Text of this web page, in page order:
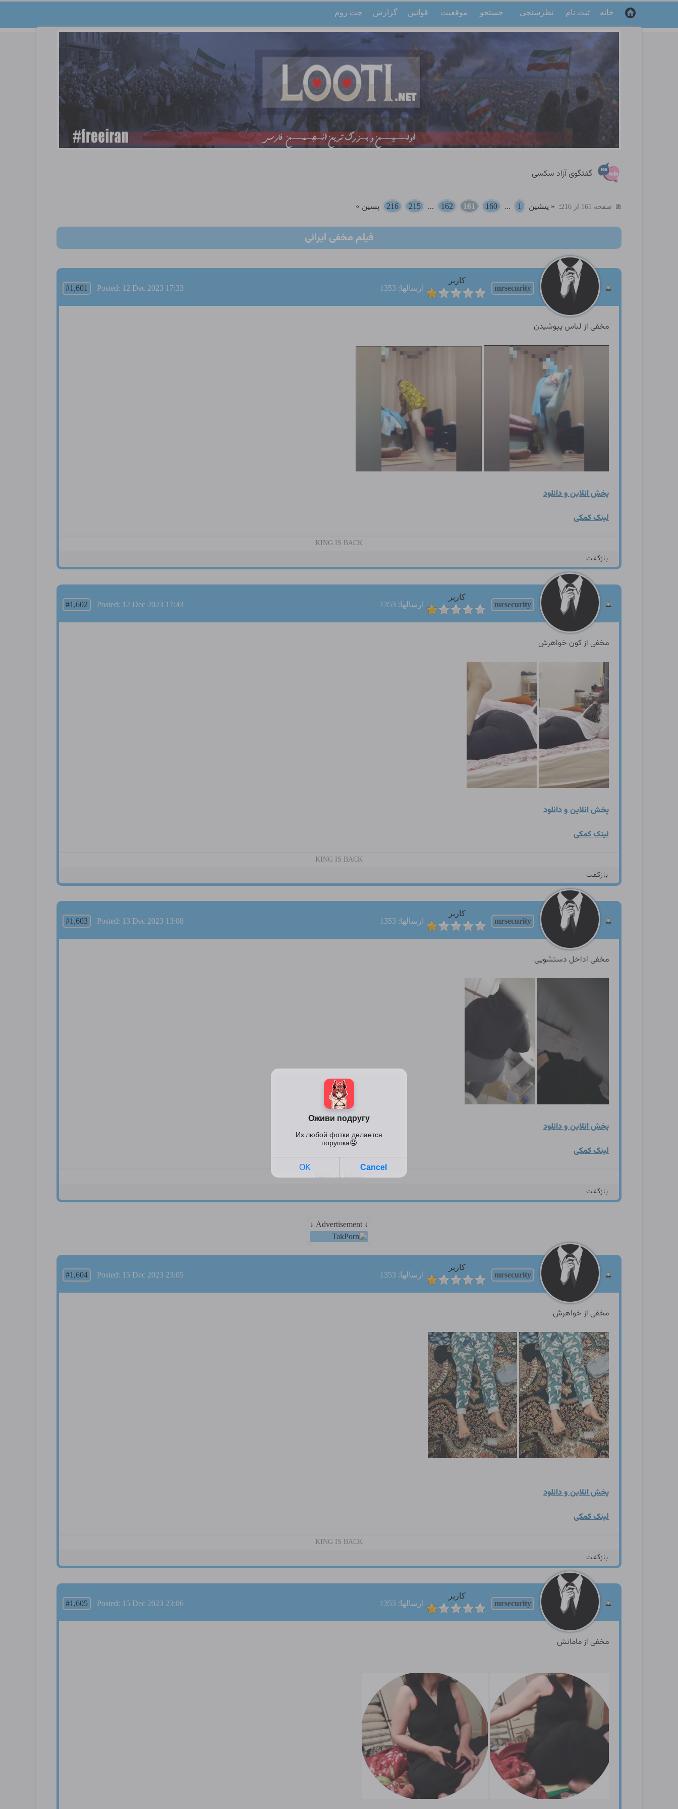
خانه ثبت نام نظرسنجی جستجو موقعیت قوانین گزارش چت روم
گفتگوی آزاد سکسی
صفحه 161 از 216 : « پیشین 1
...
160
161
162
...
215
216 پسین »
فیلم مخفی ایرانی
mrsecurity
کاربر
ارسالها: 1353
#1,601 Posted: 12 Dec 2023 17:33
مخفی از لباس پپوشیدن
پخش انلاین و دانلود
لینک کمکی
KING IS BACK
بازگفت
mrsecurity
کاربر
ارسالها: 1353
#1,602 Posted: 12 Dec 2023 17:43
مخفی از کون خواهرش
پخش انلاین و دانلود
لینک کمکی
KING IS BACK
بازگفت
mrsecurity
کاربر
ارسالها: 1353
#1,603 Posted: 13 Dec 2023 13:08
مخفی اداخل دستشویی
پخش انلاین و دانلود
لینک کمکی
KING IS BACK
بازگفت
↓ Advertisement ↓
mrsecurity
کاربر
ارسالها: 1353
#1,604 Posted: 15 Dec 2023 23:05
مخفی از خواهرش
پخش انلاین و دانلود
لینک کمکی
KING IS BACK
بازگفت
mrsecurity
کاربر
ارسالها: 1353
#1,605 Posted: 15 Dec 2023 23:06
مخفی از مامانش